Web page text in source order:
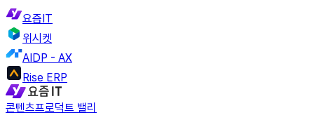
요즘IT
위시켓
AIDP - AX
Rise ERP
콘텐츠프로덕트 밸리